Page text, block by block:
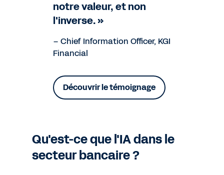
notre valeur, et non
l'inverse. »
– Chief Information Officer, KGI
Financial
Découvrir le témoignage
Qu'est-ce que l'IA dans le
secteur bancaire ?